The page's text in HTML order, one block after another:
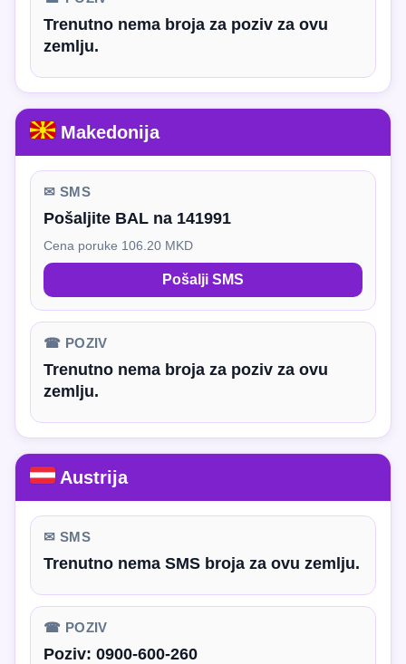
Trenutno nema broja za poziv za ovu
zemlju.
Makedonija
✉ SMS
Pošaljite BAL na 141991
Cena poruke 106.20 MKD
Pošalji SMS
☎ POZIV
Trenutno nema broja za poziv za ovu
zemlju.
Austrija
✉ SMS
Trenutno nema SMS broja za ovu zemlju.
☎ POZIV
Poziv: 0900-600-260